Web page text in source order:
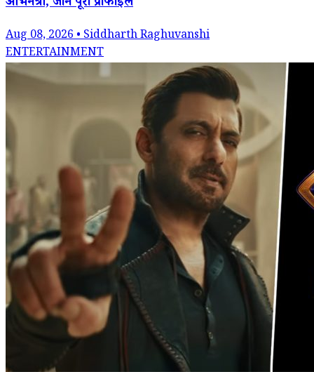
अभिनेत्री, जानें पूरा प्रोफाइल
Aug 08, 2026 • Siddharth Raghuvanshi
ENTERTAINMENT